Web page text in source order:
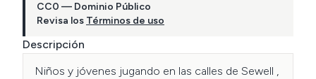
CC0 — Dominio Público
Revisa los Términos de uso
Descripción
Niños y jóvenes jugando en las calles de Sewell ,